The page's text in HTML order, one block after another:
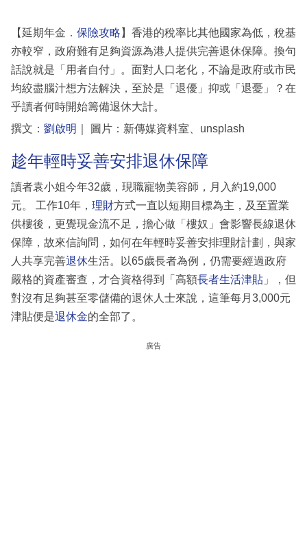
【延期年金． 保險攻略 】香港的稅率比其他國家為低，稅基
亦較窄，政府難有足夠資源為港人提供完善退休保障。換句
話說就是「用者自付」。面對人口老化，不論是政府或市民
均絞盡腦汁想方法解決，至於是「退優」抑或「退憂」？在
乎讀者何時開始籌備退休大計。
撰文： 劉啟明 ｜ 圖片：新傳媒資料室、unsplash
趁年輕時妥善安排退休保障
讀者袁小姐今年32歲，現職寵物美容師，月入約19,000
元。 工作10年， 理財方式一直以短期目標為主，及至置業
供樓後，更覺現金流不足，擔心做「樓奴」會影響長線退休
保障，故來信詢問，如何在年輕時妥善安排理財計劃，與家
人共享完善退休生活。以65歲長者為例，仍需要經過政府
嚴格的資產審查，才合資格得到「高額長者生活津貼 」，但
對沒有足夠甚至零儲備的退休人士來說，這筆每月3,000元
津貼便是退休金的全部了。
廣告